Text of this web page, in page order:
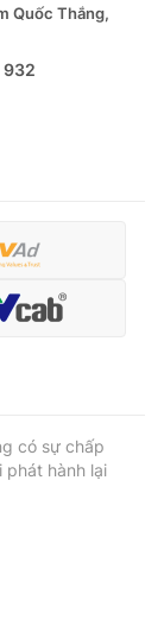
Quốc Thắng,
932
có sự chấp
phát hành lại